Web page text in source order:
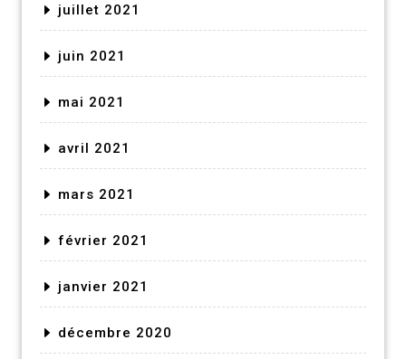
juillet 2021
juin 2021
mai 2021
avril 2021
mars 2021
février 2021
janvier 2021
décembre 2020